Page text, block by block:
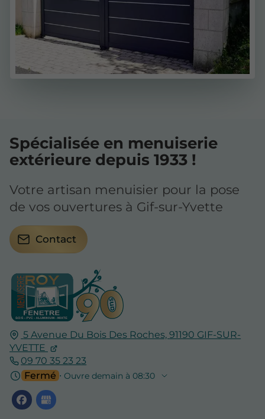
5 Avenue Du Bois Des Roches,91190 GIF-SUR-
YVETTE
09 70 35 23 23
Fermé ⋅ Ouvre demain à 08:30
Spécialisée en menuiserie
extérieure depuis 1933 !
Votre artisan menuisier pour la pose
de vos ouvertures à Gif-sur-Yvette
Contact